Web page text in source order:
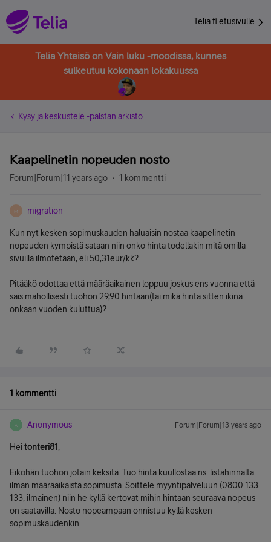
Telia.fi etusivulle
Telia Yhteisö on Vain luku -moodissa, kunnes
sulkeutuu kokonaan lokakuussa
Kysy ja keskustele -palstan arkisto
Kaapelinetin nopeuden nosto
Forum|Forum|11 years ago 1 kommentti
M migration
Kun nyt kesken sopimuskauden haluaisin nostaa kaapelinetin
nopeuden kympistä sataan niin onko hinta todellakin mitä omilla
sivuilla ilmotetaan, eli 50,31eur/kk?
Pitääkö odottaa että määräaikainen loppuu joskus ens vuonna että
sais mahollisesti tuohon 29,90 hintaan(tai mikä hinta sitten ikinä
onkaan vuoden kuluttua)?
1 kommentti
A Anonymous Forum|Forum|13 years ago
Heitonteri81 ,
Eiköhän tuohon jotain keksitä. Tuo hinta kuullostaa ns. listahinnalta
ilman määräaikaista sopimusta. Soittele myyntipalveluun (0800 133
133, ilmainen) niin he kyllä kertovat mihin hintaan seuraava nopeus
on saatavilla. Nosto nopeampaan onnistuu kyllä kesken
sopimuskaudenkin.